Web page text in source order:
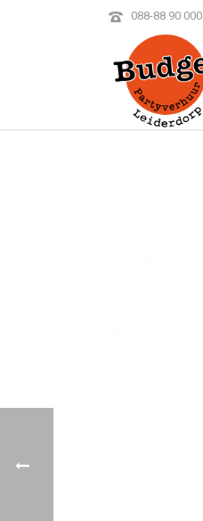
088-88 90 000